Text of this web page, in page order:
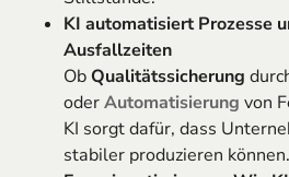
KI automatisiert Prozesse
Ausfallzeiten
Ob Qualitätssicherung
oderAutomatisierung von
KI sorgt dafür, dass
stabiler produzieren können.